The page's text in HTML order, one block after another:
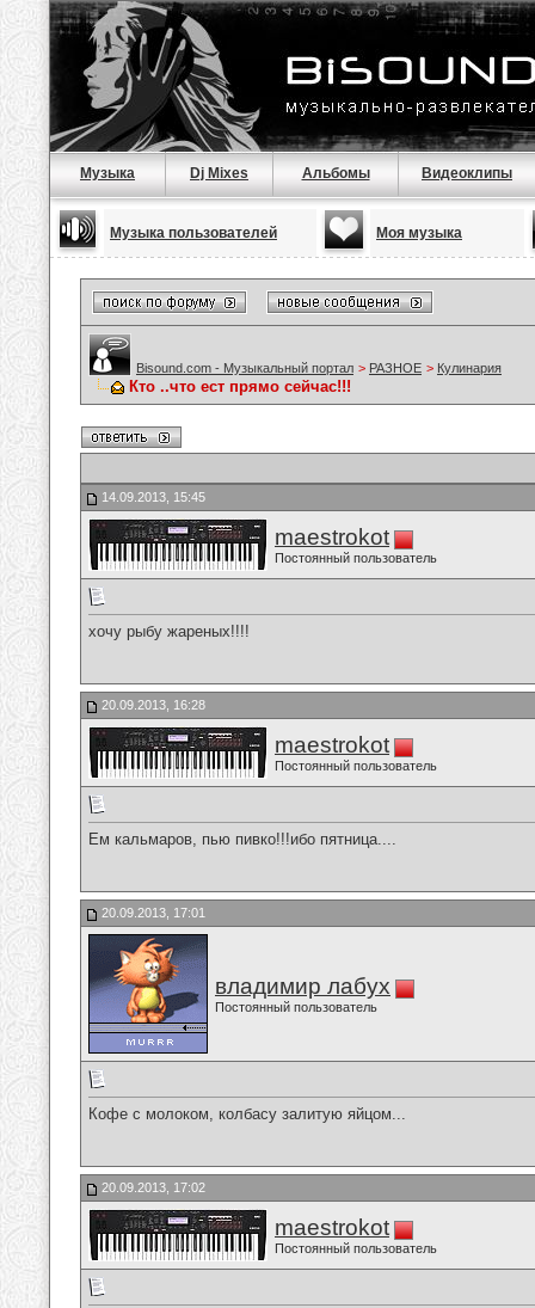
Музыка Dj Mixes Альбомы Видеоклипы
Музыка пользователей Моя музыка
Bisound.com - Музыкальный портал > РАЗНОЕ > Кулинария
Кто ..что ест прямо сейчас!!!
14.09.2013, 15:45
maestrokot
Постоянный пользователь
хочу рыбу жареных!!!!
20.09.2013, 16:28
maestrokot
Постоянный пользователь
Ем кальмаров, пью пивко!!!ибо пятница....
20.09.2013, 17:01
владимир лабух
Постоянный пользователь
Кофе с молоком, колбасу залитую яйцом...
20.09.2013, 17:02
maestrokot
Постоянный пользователь